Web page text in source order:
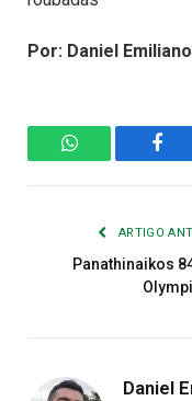
Por: Daniel Emiliano
WhatsApp
ARTIGO
Panathinaikos
Daniel